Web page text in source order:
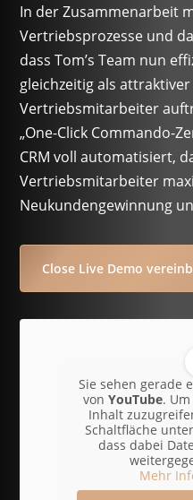
In der Zusammenarbeit
Vertriebsprozesse und
dass Tom’s Team nun
gleichzeitig als
Vertriebsmitarbeiter
„One-Click Commando-
CRM voll automatisiert,
Vertriebsmitarbeiter
Neukundengewinnung
Close Live Demo
Sie sehen gerade
von YouTube.
Inhalt
Schaltfläche
dass dabei
Mehr